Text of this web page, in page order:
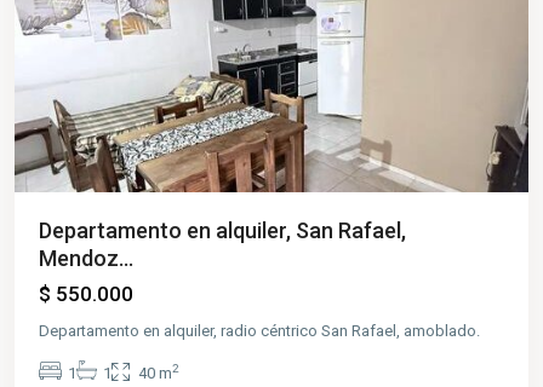
Departamento en alquiler, San Rafael,
Mendoz...
$ 550.000
Departamento en alquiler, radio céntrico San Rafael, amoblado.
1 1 40 m2